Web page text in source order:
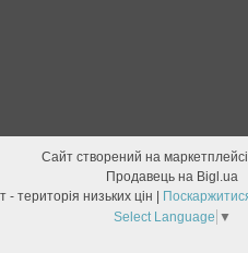
Сайт створений на маркетплейсі
Продавець на Bigl.ua
Select Language ▼